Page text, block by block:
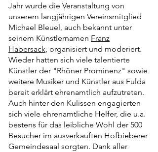
Jahr wurde die Veranstaltung von
unserem langjährigen Vereinsmitglied
Michael Bleuel, auch bekannt unter
seinem Künstlernamen Franz
Habersack, organisiert und moderiert.
Wieder hatten sich viele talentierte
Künstler der "Rhöner Prominenz" sowie
weitere Musiker und Künstler aus Fulda
bereit erklärt ehrenamtlich aufzutreten.
Auch hinter den Kulissen engagierten
sich viele ehrenamtliche Helfer, die u.a.
bestens für das leibliche Wohl der 500
Besucher im ausverkauften Hofbieberer
Gemeindesaal sorgten. Dank aller